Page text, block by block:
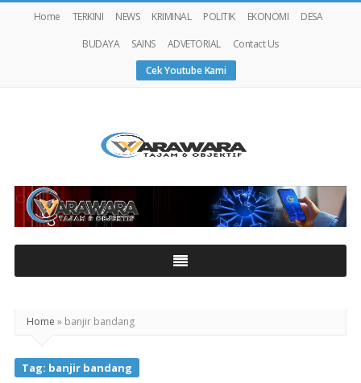
Home TERKINI NEWS KRIMINAL POLITIK EKONOMI
DESA
BUDAYA
SAINS ADVETORIAL
Contact Us
Cek Youtube Kami
Warawaranews
Home » banjir bandang
Tag: banjir bandang